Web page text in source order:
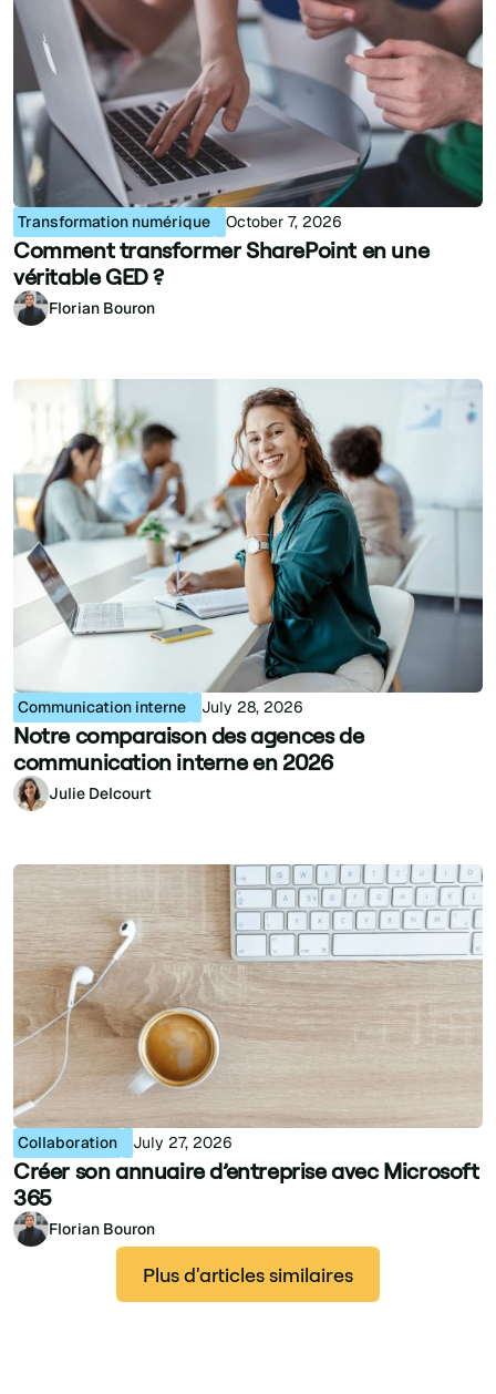
Transformation numérique October 7, 2026
Comment transformer SharePoint en une
véritable GED ?
Florian Bouron
Communication interne July 28, 2026
Notre comparaison des agences de
communication interne en 2026
Julie Delcourt
Collaboration July 27, 2026
Créer son annuaire d’entreprise avec Microsoft
365
Florian Bouron
Plus d'articles similaires